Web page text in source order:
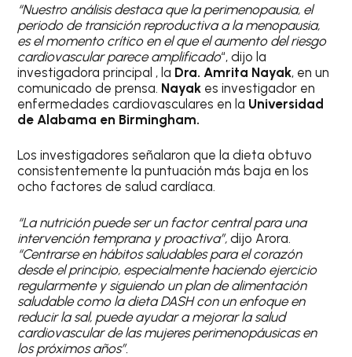
“Nuestro análisis destaca que la perimenopausia, el
periodo de transición reproductiva a la menopausia,
es el momento crítico en el que el aumento del riesgo
cardiovascular parece amplificado“, dijo la
investigadora principal , la Dra. Amrita Nayak, en un
comunicado de prensa. Nayak es investigador en
enfermedades cardiovasculares en la Universidad
de Alabama en Birmingham.
Los investigadores señalaron que la dieta obtuvo
consistentemente la puntuación más baja en los
ocho factores de salud cardíaca.
“La nutrición puede ser un factor central para una
intervención temprana y proactiva”,dijo Arora.
“Centrarse en hábitos saludables para el corazón
desde el principio, especialmente haciendo ejercicio
regularmente y siguiendo un plan de alimentación
saludable como la dieta DASH con un enfoque en
reducir la sal, puede ayudar a mejorar la salud
cardiovascular de las mujeres perimenopáusicas en
los próximos años”.